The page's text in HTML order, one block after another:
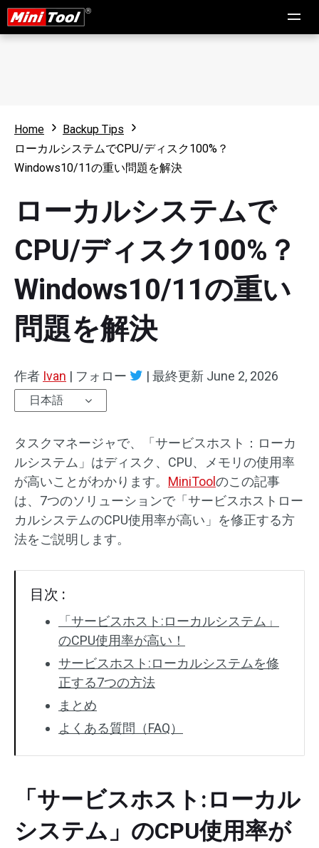
Home
Backup Tips
ローカルシステムでCPU/ディスク100%？
Windows10/11の重い問題を解決
ローカルシステムで
CPU/ディスク100%？
Windows10/11の重い
問題を解決
作者 Ivan | フォロー | 最終更新 June 2, 2026
日本語
タスクマネージャで、「サービスホスト：ローカ
ルシステム」はディスク、CPU、メモリの使用率
が高いことがわかります。 MiniToolのこの記事
は、7つのソリューションで「サービスホストロー
カルシステムのCPU使用率が高い」を修正する方
法をご説明します。
目次 :
「サービスホスト:ローカルシステム」
のCPU使用率が高い！
サービスホスト:ローカルシステムを修
正する7つの方法
まとめ
よくある質問（FAQ）
「サービスホスト:ローカル
システム」のCPU使用率が